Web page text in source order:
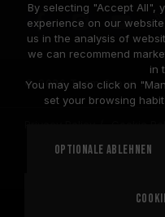
© 2026 Team Group Inc.
By selecting "Accept All",
experience on our
us in the analysis of
we can recommend
in
You may also click on
set your browsing
Optionale ablehnen